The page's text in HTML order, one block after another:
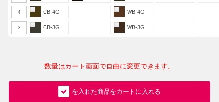
4 CB-4G WB-4G
3 CB-3G WB-3G
数量はカート画面で自由に変更できます。
を入れた商品をカートに入れる